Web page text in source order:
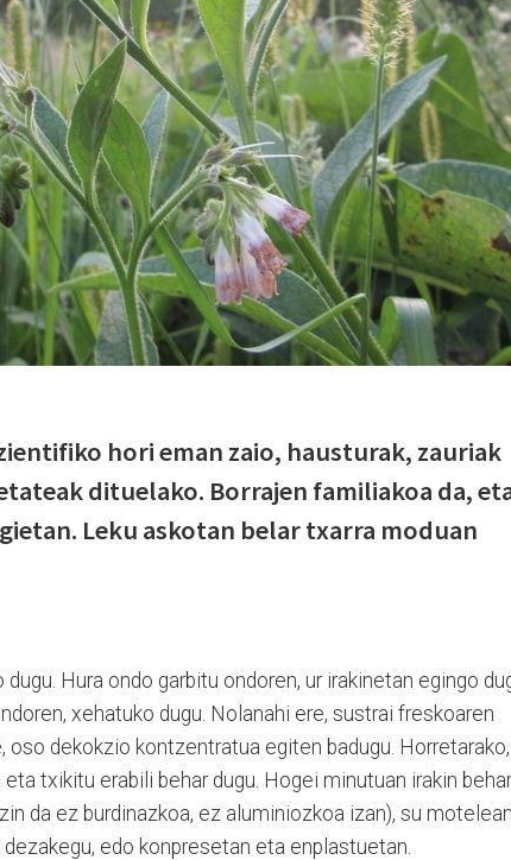
hori eman zaio, hausturak, zauriak
dituelako. Borrajen familiakoa da,
Leku askotan belar txarra moduan
dugu. Hura ondo garbitu ondoren, ur irakinetan egingo
xehatuko dugu. Nolanahi ere, sustrai freskoaren
oso dekokzio kontzentratua egiten badugu. Horretarako,
txikitu erabili behar dugu. Hogei minutuan irakin behar
da ez burdinazkoa, ez aluminiozkoa izan), su
edo konpresetan eta enplastuetan.